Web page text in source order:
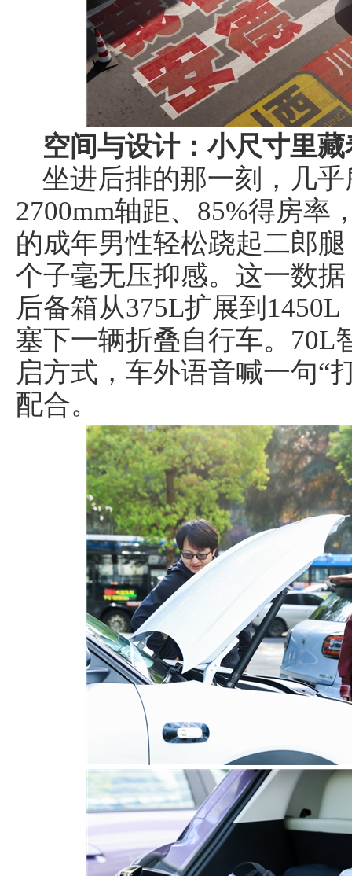
空间与设计：小尺寸里
坐进后排的那一刻，几
2700mm轴距、85%得房率
的成年男性轻松跷起二郎
个子毫无压抑感。这一数
后备箱从375L扩展到
塞下一辆折叠自行车。70L
启方式，车外语音喊一句“
配合。